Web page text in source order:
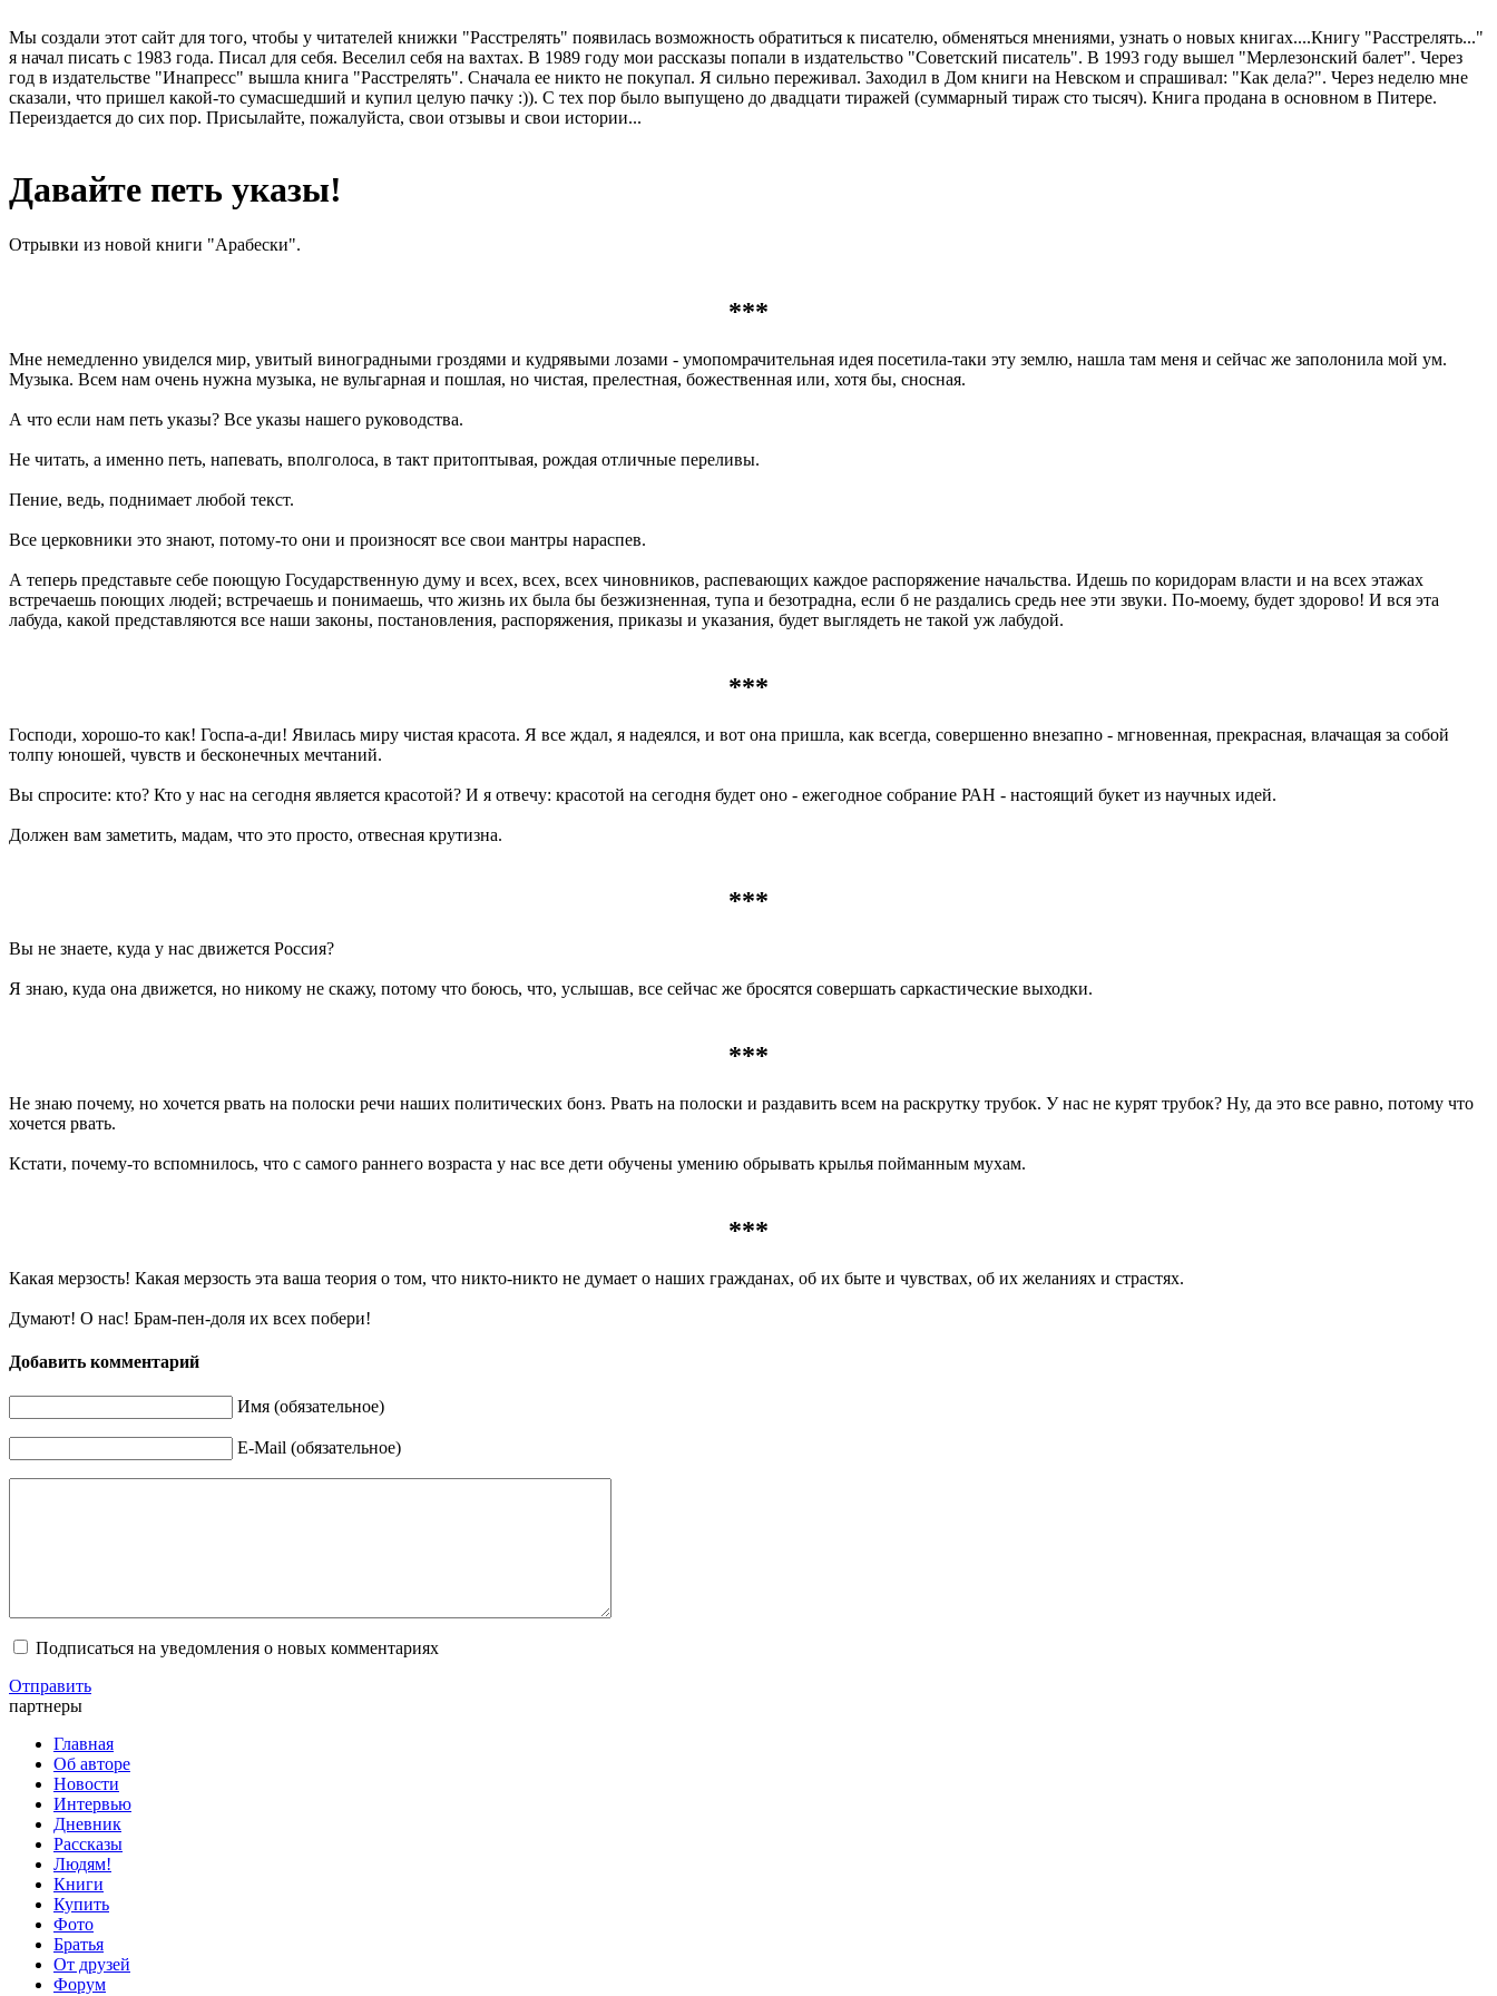
Мы создали этот сайт для того, чтобы у читателей книжки "Расстрелять" появилась возможность обратиться к писателю, обменяться мнениями, узнать о новых книгах....Книгу "Расстрелять..."
я начал писать с 1983 года. Писал для себя. Веселил себя на вахтах. В 1989 году мои рассказы попали в издательство "Советский писатель". В 1993 году вышел "Мерлезонский балет". Через
год в издательстве "Инапресс" вышла книга "Расстрелять". Сначала ее никто не покупал. Я сильно переживал. Заходил в Дом книги на Невском и спрашивал: "Как дела?". Через неделю мне
сказали, что пришел какой-то сумасшедший и купил целую пачку :)). С тех пор было выпущено до двадцати тиражей (суммарный тираж сто тысяч). Книга продана в основном в Питере.
Переиздается до сих пор. Присылайте, пожалуйста, свои отзывы и свои истории...
Давайте петь указы!
Отрывки из новой книги "Арабески".
***
Мне немедленно увиделся мир, увитый виноградными гроздями и кудрявыми лозами - умопомрачительная идея посетила-таки эту землю, нашла там меня и сейчас же заполонила мой ум.
Музыка. Всем нам очень нужна музыка, не вульгарная и пошлая, но чистая, прелестная, божественная или, хотя бы, сносная.
А что если нам петь указы? Все указы нашего руководства.
Не читать, а именно петь, напевать, вполголоса, в такт притоптывая, рождая отличные переливы.
Пение, ведь, поднимает любой текст.
Все церковники это знают, потому-то они и произносят все свои мантры нараспев.
А теперь представьте себе поющую Государственную думу и всех, всех, всех чиновников, распевающих каждое распоряжение начальства. Идешь по коридорам власти и на всех этажах
встречаешь поющих людей; встречаешь и понимаешь, что жизнь их была бы безжизненная, тупа и безотрадна, если б не раздались средь нее эти звуки. По-моему, будет здорово! И вся эта
лабуда, какой представляются все наши законы, постановления, распоряжения, приказы и указания, будет выглядеть не такой уж лабудой.
***
Господи, хорошо-то как! Госпа-а-ди! Явилась миру чистая красота. Я все ждал, я надеялся, и вот она пришла, как всегда, совершенно внезапно - мгновенная, прекрасная, влачащая за собой
толпу юношей, чувств и бесконечных мечтаний.
Вы спросите: кто? Кто у нас на сегодня является красотой? И я отвечу: красотой на сегодня будет оно - ежегодное собрание РАН - настоящий букет из научных идей.
Должен вам заметить, мадам, что это просто, отвесная крутизна.
***
Вы не знаете, куда у нас движется Россия?
Я знаю, куда она движется, но никому не скажу, потому что боюсь, что, услышав, все сейчас же бросятся совершать саркастические выходки.
***
Не знаю почему, но хочется рвать на полоски речи наших политических бонз. Рвать на полоски и раздавить всем на раскрутку трубок. У нас не курят трубок? Ну, да это все равно, потому что
хочется рвать.
Кстати, почему-то вспомнилось, что с самого раннего возраста у нас все дети обучены умению обрывать крылья пойманным мухам.
***
Какая мерзость! Какая мерзость эта ваша теория о том, что никто-никто не думает о наших гражданах, об их быте и чувствах, об их желаниях и страстях.
Думают! О нас! Брам-пен-доля их всех побери!
Добавить комментарий
Имя (обязательное)
E-Mail (обязательное)
Подписаться на уведомления о новых комментариях
Отправить
партнеры
Главная
Об авторе
Новости
Интервью
Дневник
Рассказы
Людям!
Книги
Купить
Фото
Братья
От друзей
Форум